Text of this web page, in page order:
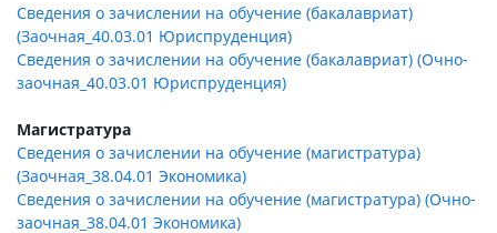
Сведения о зачислении на обучение (бакалавриат)
(Заочная_40.03.01 Юриспруденция)
Сведения о зачислении на обучение (бакалавриат) (Очно-
заочная_40.03.01 Юриспруденция)
Магистратура
Сведения о зачислении на обучение (магистратура)
(Заочная_38.04.01 Экономика)
Сведения о зачислении на обучение (магистратура) (Очно-
заочная_38.04.01 Экономика)